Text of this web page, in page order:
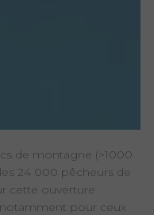
de montagne (>1000
24 000 pêcheurs de
cette ouverture
pour ceux